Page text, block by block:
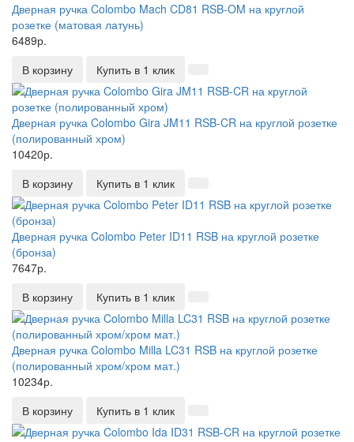
Дверная ручка Colombo Mach CD81 RSB-OM на круглой
розетке (матовая латунь)
6489р.
В корзину
Купить в 1 клик
Дверная ручка Colombo Gira JM11 RSB-CR на круглой розетке
(полированный хром)
10420р.
В корзину
Купить в 1 клик
Дверная ручка Colombo Peter ID11 RSB на круглой розетке
(бронза)
7647р.
В корзину
Купить в 1 клик
Дверная ручка Colombo Milla LC31 RSB на круглой розетке
(полированный хром/хром мат.)
10234р.
В корзину
Купить в 1 клик